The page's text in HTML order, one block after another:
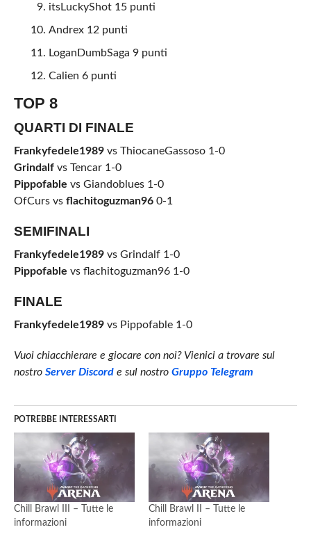
itsLuckyShot 15 punti
Andrex 12 punti
LoganDumbSaga 9 punti
Calien 6 punti
TOP 8
QUARTI DI FINALE
Frankyfedele1989vs ThiocaneGassoso 1-0
Grindalfvs Tencar 1-0
Pippofable vs Giandoblues 1-0
OfCurs vs flachitoguzman960-1
SEMIFINALI
Frankyfedele1989vs Grindalf 1-0
Pippofable vs flachitoguzman96 1-0
FINALE
Frankyfedele1989 vs Pippofable 1-0
Vuoi chiacchierare e giocare con noi? Vienici a trovare sul
nostro Server Discorde sul nostro Gruppo Telegram
POTREBBE INTERESSARTI
Chill Brawl III – Tutte le
informazioni
Chill Brawl II – Tutte le
informazioni